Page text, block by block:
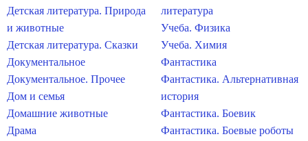
Детская литература. Природа
и животные
Детская литература. Сказки
Документальное
Документальное. Прочее
Дом и семья
Домашние животные
Драма
литература
Учеба. Физика
Учеба. Химия
Фантастика
Фантастика. Альтернативная
история
Фантастика. Боевик
Фантастика. Боевые роботы